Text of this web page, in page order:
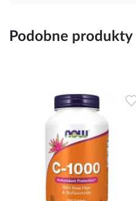
Podobne produkty
Dodaj do ulubionych